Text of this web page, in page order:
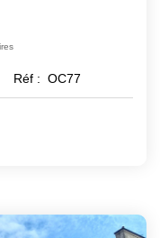
Réf : OC77